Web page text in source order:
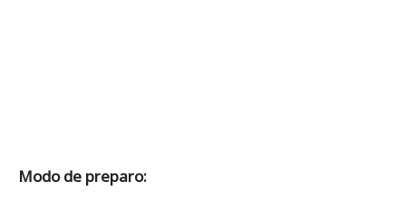
Modo de preparo: